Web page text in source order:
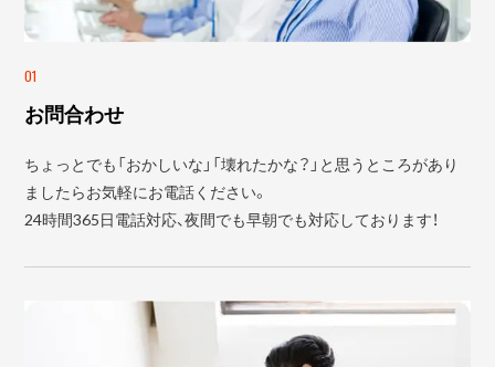
01
お問合わせ
ちょっとでも「おかしいな」「壊れたかな？」と思うところがあり
ましたらお気軽にお電話ください。
24時間365日電話対応、夜間でも早朝でも対応しております！